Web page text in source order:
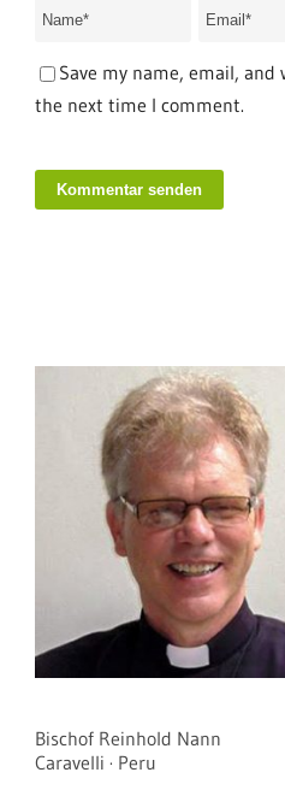
Save my name, email,
the next time I comment.
Bischof Reinhold Nann
Caravelli · Peru